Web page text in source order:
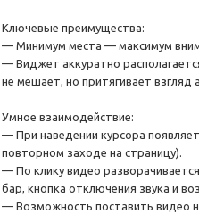
Ключевые преимущества:
— Минимум места — максимум
— Виджет аккуратно
не мешает, но притягивает взгляд
Умное взаимодействие:
— При наведении курсора
повторном заходе на страницу).
— По клику видео
бар, кнопка отключения звука и
— Возможность поставить видео